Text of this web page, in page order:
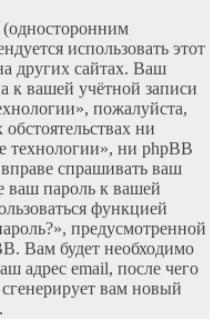
использовать этот
других сайтах. Ваш
к вашей учётной записи
пожалуйста,
ни
технологии», ни phpBB
спрашивать ваш
ваш пароль к вашей
функцией
предусмотренной
Вам будет необходимо
адрес email, после чего
вам новый